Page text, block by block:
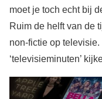
moet je toch echt bij
Ruim de helft van de
non-fictie op
‘televisieminuten’